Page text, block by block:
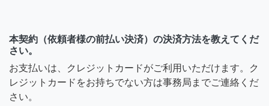
本契約（依頼者様の前払い決済）の決済方法を教えてくだ
さい。
お支払いは、クレジットカードがご利用いただけます。ク
レジットカードをお持ちでない方は事務局までご連絡くだ
さい。